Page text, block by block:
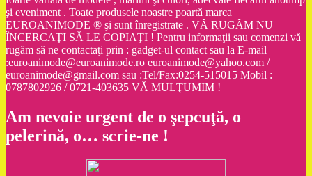
şi eveniment . Toate produsele noastre poartă marca
EUROANIMODE ® şi sunt înregistrate . VĂ RUGĂM NU
ÎNCERCAŢI SĂ LE COPIAŢI ! Pentru informaţii sau comenzi vă
rugăm să ne contactaţi prin : gadget-ul contact sau la E-mail
:euroanimode@euroanimode.ro euroanimode@yahoo.com /
euroanimode@gmail.com sau :Tel/Fax:0254-515015 Mobil :
0787802926 / 0721-403635 VĂ MULŢUMIM !
Am nevoie urgent de o şepcuţă, o
pelerină, o… scrie-ne !